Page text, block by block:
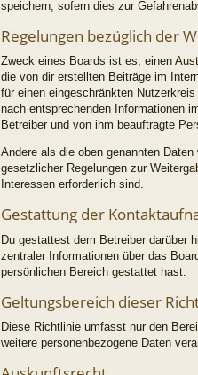
speichern, sofern dies zur
Regelungen bezüglich der
Zweck eines Boards ist es, einen
die von dir erstellten Beiträge im
für einen eingeschränkten
nach entsprechenden Informationen
Betreiber und von ihm beauftragte
Andere als die oben genannten
gesetzlicher Regelungen zur
Interessen erforderlich sind.
Gestattung der
Du gestattest dem Betreiber darüber
zentraler Informationen über das
persönlichen Bereich gestattet hast.
Geltungsbereich dieser
Diese Richtlinie umfasst nur den
weitere personenbezogene Daten